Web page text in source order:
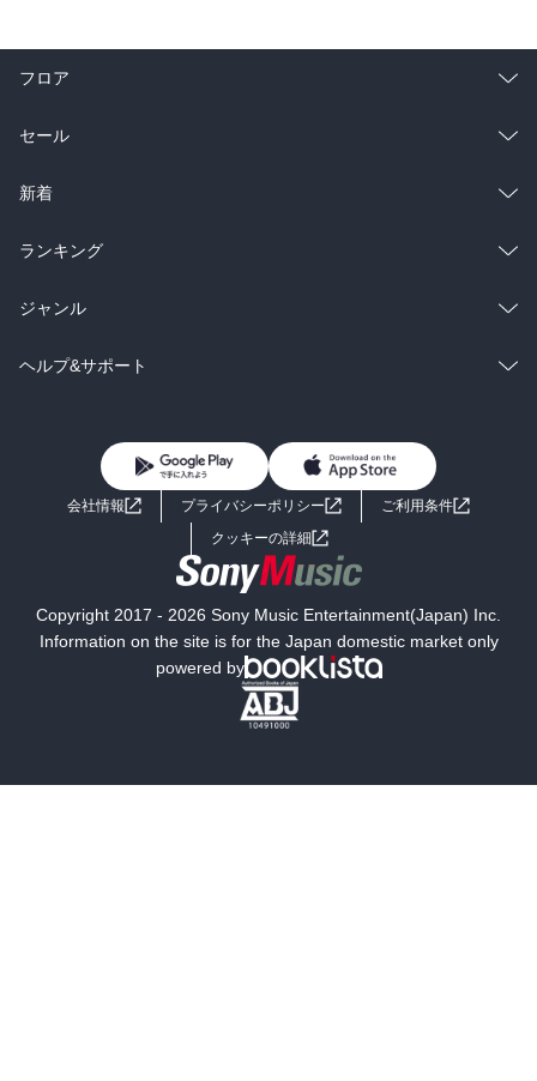
フロア
総合
ラノベ
雑誌・グラビア
BL・TL
セール
総合
ラノベ
雑誌・グラビア
BL・TL
新着
総合
ラノベ
雑誌・グラビア
ランキング
総合
ラノベ
ジャンル
コミック
ライトノベル 男子向けラノベ
小説
海外小説
ミステリー SF
文学
ヘルプ&サポート
よくあるご質問 お問い合わせ
会社情報 プライバシーポリシー
ご利用条件
クッキーの詳細
Copyright 2017 - 2026 Sony Music Entertainment(Japan) Inc.
Information on the site is for the Japan domestic market only
powered by